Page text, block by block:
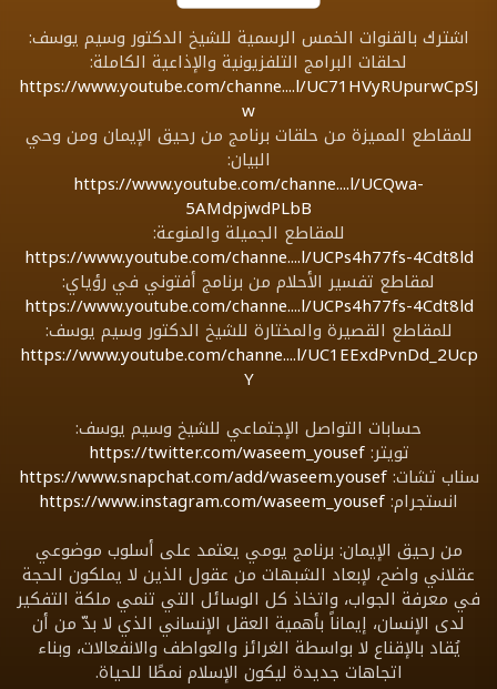
اشترك بالقنوات الخمس الرسمية للشيخ الدكتور وسيم يوسف:
لحلقات البرامج التلفزيونية والإذاعية الكاملة:
https://www.youtube.com/channe....l/UC71HVyRUpurwCpSJ
w
للمقاطع المميزة من حلقات برنامج من رحيق الإيمان ومن وحي
البيان:
https://www.youtube.com/channe....l/UCQwa-
5AMdpjwdPLbB
للمقاطع الجميلة والمنوعة:
https://www.youtube.com/channe....l/UCPs4h77fs-4Cdt8ld
لمقاطع تفسير الأحلام من برنامج أفتوني في رؤياي:
https://www.youtube.com/channe....l/UCPs4h77fs-4Cdt8ld
للمقاطع القصيرة والمختارة للشيخ الدكتور وسيم يوسف:
https://www.youtube.com/channe....l/UC1EExdPvnDd_2Ucp
Y
حسابات التواصل الإجتماعي للشيخ وسيم يوسف:
تويتر:https://twitter.com/waseem_yousef
سناب تشات:https://www.snapchat.com/add/waseem.yousef
انستجرام:https://www.instagram.com/waseem_yousef
من رحيق الإيمان: برنامج يومي يعتمد على أسلوب موضوعي
عقلاني واضح، لإبعاد الشبهات من عقول الذين لا يملكون الحجة
في معرفة الجواب، واتخاذ كل الوسائل التي تنمي ملكة التفكير
لدى الإنسان، إيماناً بأهمية العقل الإنساني الذي لا بدّ من أن
يُقاد بالإقناع لا بواسطة الغرائز والعواطف والانفعالات، وبناء
اتجاهات جديدة ليكون الإسلام نمطًا للحياة.